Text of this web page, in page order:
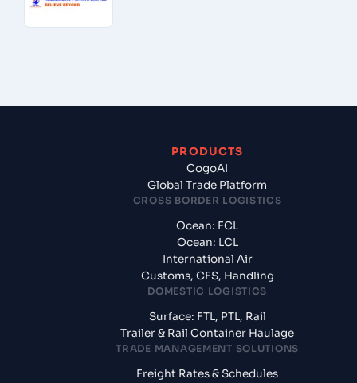
PRODUCTS
CogoAI
Global Trade Platform
CROSS BORDER LOGISTICS
Ocean: FCL
Ocean: LCL
International Air
Customs, CFS, Handling
DOMESTIC LOGISTICS
Surface: FTL, PTL, Rail
Trailer & Rail Container Haulage
TRADE MANAGEMENT SOLUTIONS
Freight Rates & Schedules